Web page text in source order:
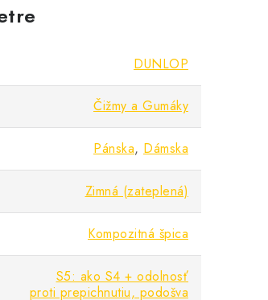
DUNLOP
Čižmy a Gumáky
Pánska, Dámska
Zimná (zateplená)
Kompozitná špica
S5: ako S4 + odolnosť
proti prepichnutiu, podošva